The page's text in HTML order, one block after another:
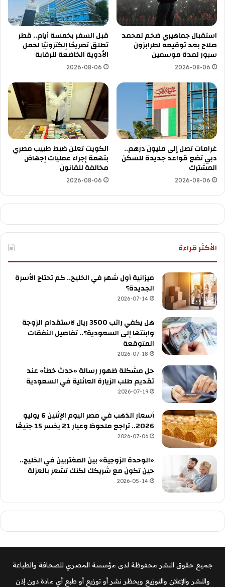
استقبال جماهيري ضخم لمحمد
صلاح بعد توقيعه لطرابزون
سبور لمدة موسمين
2026-08-06
قبل السفر بخمسة أيام.. قطر
تطلق تصريحًا إلكترونيًا لحمل
الأدوية الخاضعة للرقابة
2026-08-06
غرامات تصل إلى مليون درهم..
دبي تضع قواعد جديدة للسكن
المشترك
2026-08-06
الكويت تعلن ضبط طبيب مصري
بتهمة إجراء عمليات إجهاض
مخالفة للقانون
2026-08-06
الأكثر قراءة
ميزانية أول شهر في الخليج.. كم تحتاج الأسرة
الجديدة؟
2026-07-14
هل يكفي راتب 3500 ريال لاستقدام الزوجة
وابنتها إلى السعودية؟.. تفاصيل النفقات
المتوقعة
2026-07-18
حل مشكلة ظهور رسالة «حدث خطأ» عند
تقديم طلب الزيارة العائلية في السعودية
2026-07-19
أسعار الذهب في مصر اليوم الإثنين 6 يوليو
2026.. تراجع ملحوظ وعيار 21 يخسر 15 جنيهًا
2026-07-06
«الوحدة الزوجية» بين المغتربين في الخليج..
حين تكون مع شريكك لكنك تشعر بالعزلة
2026-05-14
جميع حقوق النشر محفوظة لدى مؤسسة المصري للصحافة والطباعة
والنشر والإعلان والتوزيع ويحظر نشر أو توزيع أو طبع أي مادة دون إذن